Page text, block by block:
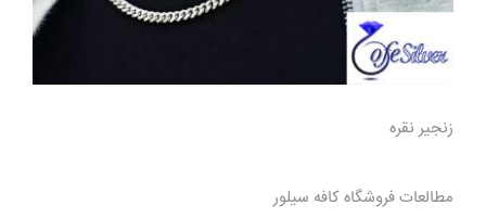
زنجیر نقره
مطالعاتفروشگاه کافه سیلور